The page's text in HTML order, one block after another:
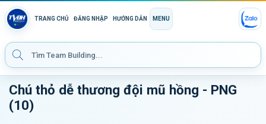
TRANG CHỦ ĐĂNG NHẬP HƯỚNG DẪN MENU
Chú thỏ dễ thương đội mũ hồng - PNG
(10)